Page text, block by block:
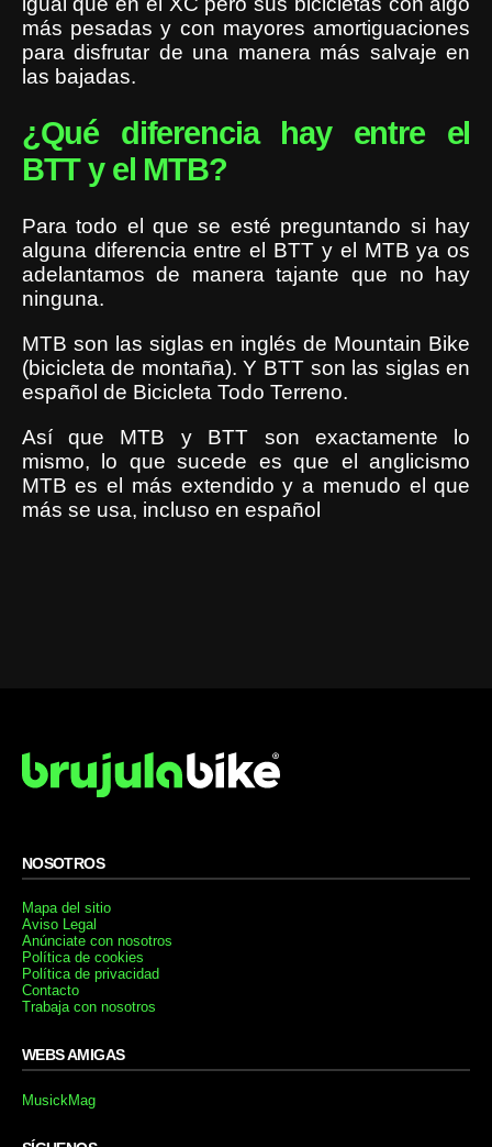
más pesadas y con mayores amortiguaciones
para disfrutar de una manera más salvaje en
las bajadas.
¿Qué diferencia hay entre el
BTT y el MTB?
Para todo el que se esté preguntando si hay
alguna diferencia entre el BTT y el MTB ya os
adelantamos de manera tajante que no hay
ninguna.
MTB son las siglas en inglés de Mountain Bike
(bicicleta de montaña). Y BTT son las siglas en
español de Bicicleta Todo Terreno.
Así que MTB y BTT son exactamente lo
mismo, lo que sucede es que el anglicismo
MTB es el más extendido y a menudo el que
más se usa, incluso en español
NOSOTROS
Mapa del sitio
Aviso Legal
Anúnciate con nosotros
Política de cookies
Política de privacidad
Contacto
Trabaja con nosotros
WEBS AMIGAS
MusickMag